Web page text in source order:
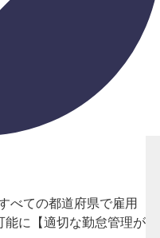
べての都道府県で雇用
に【適切な勤怠管理が